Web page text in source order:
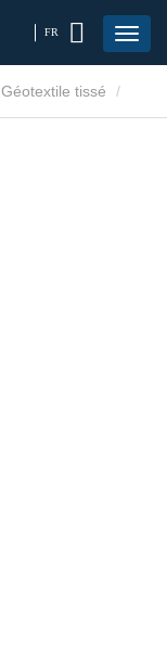
FR
Géotextile tissé